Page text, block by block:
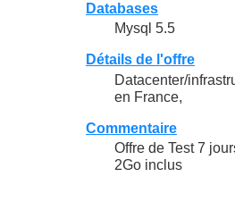
Databases
Mysql 5.5
Détails de l'offre
Datacenter/
en France,
Commentaire
Offre de Test 7
2Go inclus